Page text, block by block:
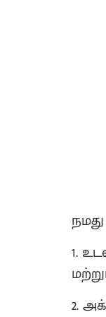
1.
2.